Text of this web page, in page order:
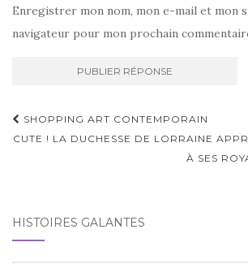
Enregistrer mon nom, mon e-mail et mon
navigateur pour mon prochain
Navigation
d'article
SHOPPING ART CONTEMPORAIN
CUTE ! LA DUCHESSE DE LORRAINE
À SES
HISTOIRES GALANTES